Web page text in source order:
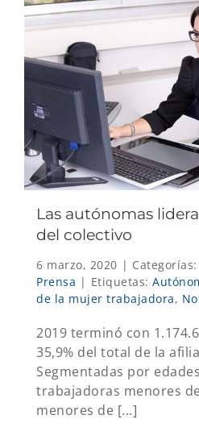
Las autónomas
del colectivo
6 marzo, 2020 | Categorías:
Prensa | Etiquetas:
de la mujer trabajadora,
2019 terminó con
35,9% del total de la
Segmentadas por
trabajadoras menores
menores de [...]